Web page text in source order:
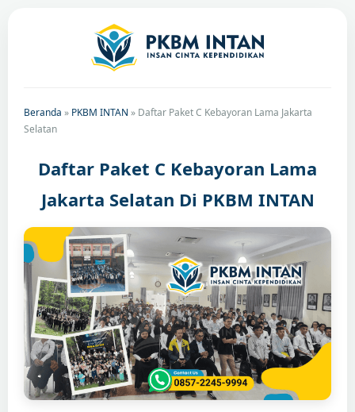
Beranda » PKBM INTAN » Daftar Paket C Kebayoran Lama Jakarta
Selatan
Daftar Paket C Kebayoran Lama
Jakarta Selatan Di PKBM INTAN